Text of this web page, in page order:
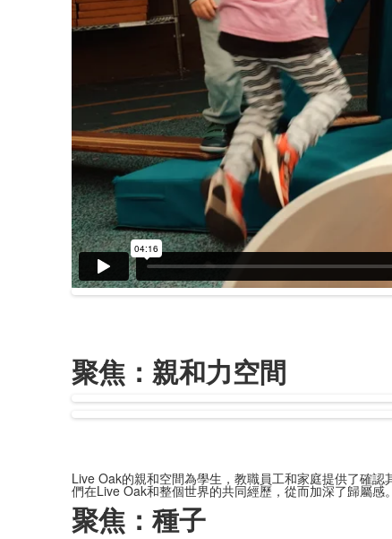
聚焦：親和力空間
Live Oak的親和空間為學生，教職員工和家庭提供了確
們在Live Oak和整個世界的共同經歷，從而加深了歸屬
聚焦：種子